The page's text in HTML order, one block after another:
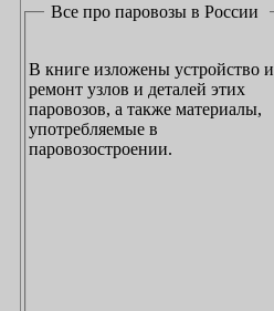
Все про паровозы в России
В книге изложены устройство и
ремонт узлов и деталей этих
паровозов, а также материалы,
употребляемые в
паровозостроении.